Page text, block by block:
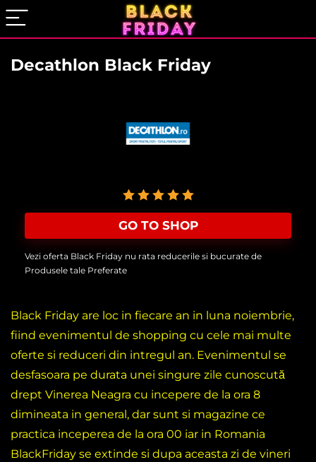
Decathlon Black Friday
GO TO SHOP
Vezi oferta Black Friday nu rata reducerile si bucurate de
Produsele tale Preferate
Black Friday are loc in fiecare an in luna noiembrie,
fiind evenimentul de shopping cu cele mai multe
oferte si reduceri din intregul an. Evenimentul se
desfasoara pe durata unei singure zile cunoscută
drept Vinerea Neagra cu incepere de la ora 8
dimineata in general, dar sunt si magazine ce
practica inceperea de la ora 00 iar in Romania
BlackFriday se extinde si dupa aceasta zi de vineri